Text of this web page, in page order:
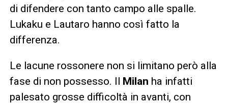
di difendere con tanto campo alle spalle.
Lukaku e Lautaro hanno così fatto la
differenza.
Le lacune rossonere non si limitano però alla
fase di non possesso. Il
Milan ha infatti
palesato grosse difficoltà in avanti, con